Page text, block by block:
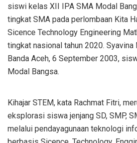
siswi kelas XII IPA SMA Modal
tingkat SMA pada perlombaan Kita
Sicence Technology Engineering
tingkat nasional tahun 2020. Syavina
Banda Aceh, 6 September 2003,
Modal Bangsa.
Kihajar STEM, kata Rachmat Fitri,
eksplorasi siswa jenjang SD, SMP,
melalui pendayagunaan teknologi